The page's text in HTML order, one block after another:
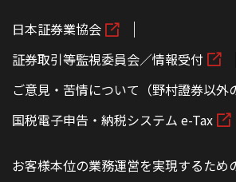
日本証券業協会
証券取引等監視委員会／情報受付
ご意見・苦情について（野村證券以外
国税電子申告・納税システム e-Tax
お客様本位の業務運営を実現するため